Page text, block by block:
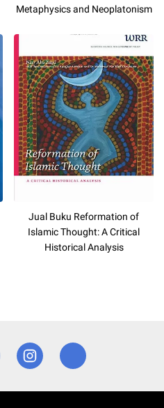
Metaphysics and Neoplatonism
Jual Buku Reformation of
Islamic Thought: A Critical
Historical Analysis